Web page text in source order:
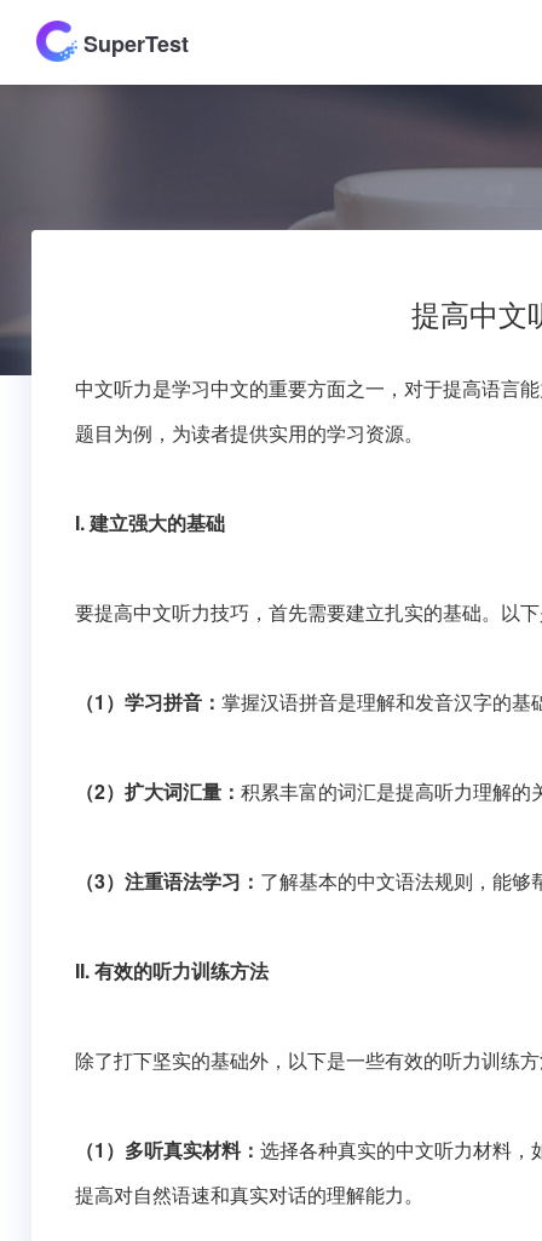
SuperTest
提高中文
中文听力是学习中文的重要方面之一，对于提高语言
题目为例，为读者提供实用的学习资源。
I. 建立强大的基础
要提高中文听力技巧，首先需要建立扎实的基础。以
（1）学习拼音： 掌握汉语拼音是理解和发音汉字的
（2）扩大词汇量： 积累丰富的词汇是提高听力理解
（3）注重语法学习： 了解基本的中文语法规则，能
II. 有效的听力训练方法
除了打下坚实的基础外，以下是一些有效的听力训练
（1）多听真实材料： 选择各种真实的中文听力材料
提高对自然语速和真实对话的理解能力。